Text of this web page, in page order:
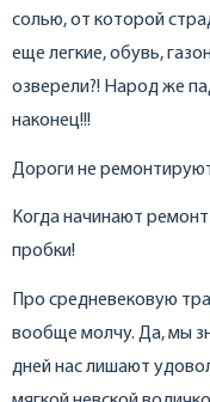
солью, от которой
еще легкие, обувь,
озверели?! Народ же
наконец!!!
Дороги не
Когда начинают
пробки!
Про средневековую
вообще молчу. Да, мы
дней нас лишают